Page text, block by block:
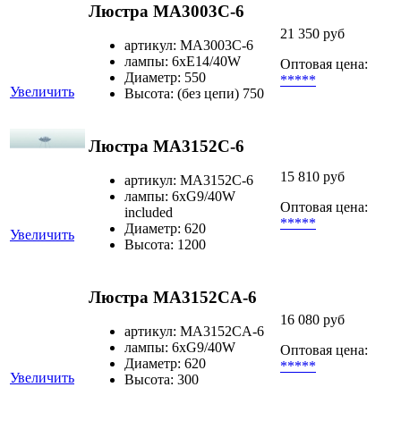
Увеличить
Люстра MA3003C-6
артикул: MA3003C-6
лампы: 6хЕ14/40W
Диаметр: 550
Высота: (без цепи) 750
21 350 руб
Оптовая цена:
*****
Увеличить
Люстра MA3152C-6
артикул: MA3152C-6
лампы: 6хG9/40W
included
Диаметр: 620
Высота: 1200
15 810 руб
Оптовая цена:
*****
Увеличить
Люстра MA3152CA-6
артикул: MA3152CA-6
лампы: 6хG9/40W
Диаметр: 620
Высота: 300
16 080 руб
Оптовая цена:
*****